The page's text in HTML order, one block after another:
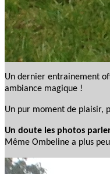
Un dernier entrainement
ambiance magique !
Un pur moment de plaisir,
Un doute les photos
Même Ombeline a plus